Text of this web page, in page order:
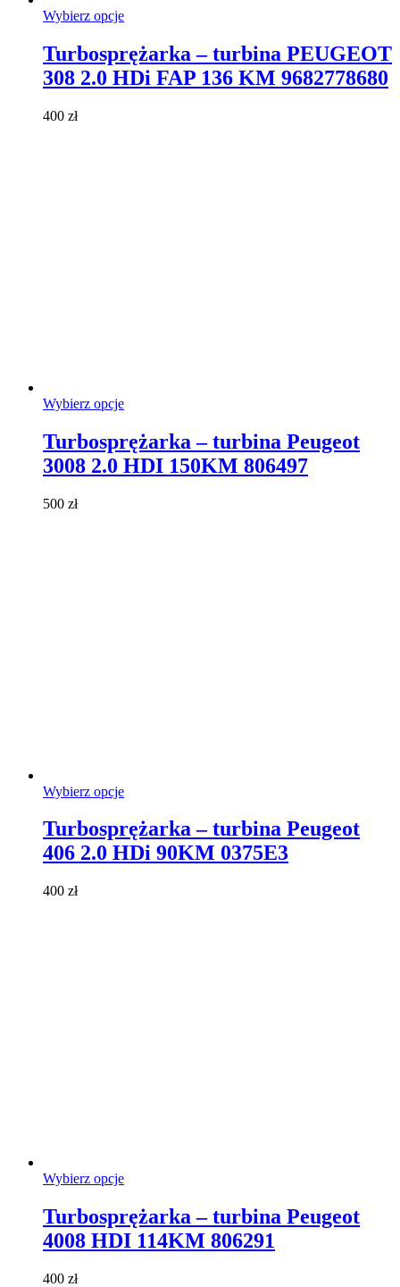
Wybierz opcjeTen
wiele
wariantów.
Turbosprężarka – turbina PEUGEOT
308 2.0 HDi FAP 136 KM 9682778680
400 zł
Wybierz opcjeTen
wiele
wariantów.
Turbosprężarka – turbina Peugeot
3008 2.0 HDI 150KM 806497
500 zł
Wybierz opcjeTen
ma
wiele
wariantów.
Turbosprężarka – turbina Peugeot
406 2.0 HDi 90KM 0375E3
400 zł
Wybierz opcjeTen
wiele
wariantów.
Turbosprężarka – turbina Peugeot
4008 HDI 114KM 806291
400 zł